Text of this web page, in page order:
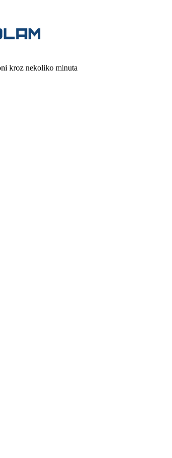
kroz nekoliko minuta